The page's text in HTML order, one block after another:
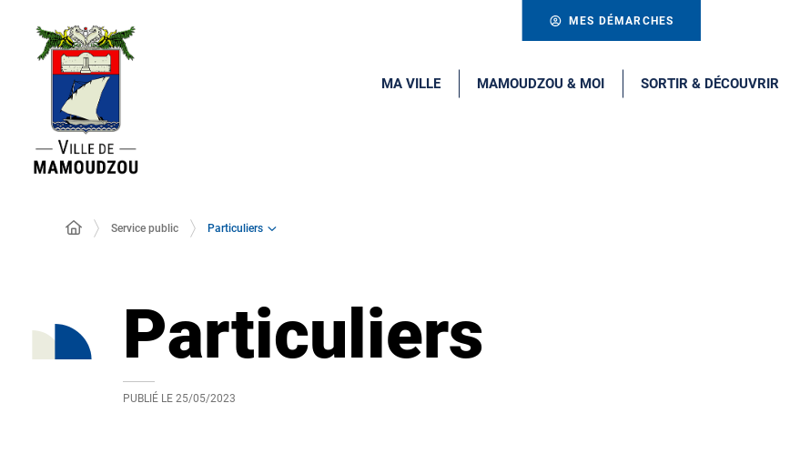
MES DÉMARCHES
MA VILLE MAMOUDZOU & MOI SORTIR & DÉCOUVRIR
Service public Particuliers
Particuliers
PUBLIÉ LE 25/05/2023